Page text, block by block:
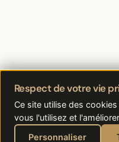
Respect de votre vie
Ce site utilise des
vous l'utilisez et
Personnaliser